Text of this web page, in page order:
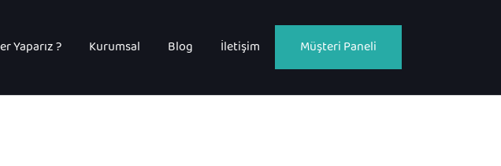
Yaparız ? Kurumsal Blog İletişim Müşteri Paneli